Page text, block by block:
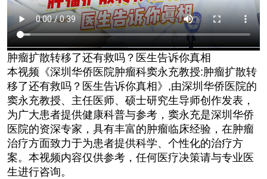
肿瘤扩散转移了还有救吗？医生告诉你真相
本视频《深圳华侨医院肿瘤科窦永充教授:肿瘤扩散转
移了还有救吗？医生告诉你真相》,由深圳华侨医院的
窦永充教授、主任医师、硕士研究生导师创作发表，
为广大患者提供健康科普与参考，窦永充是深圳华侨
医院的资深专家，具有丰富的肿瘤临床经验，在肿瘤
治疗方面致力于为患者提供科学、个性化的治疗方
案。本视频内容仅供参考，任何医疗决策请与专业医
生进行咨询。